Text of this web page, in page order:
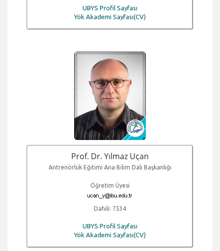
UBYS Profil Sayfası
Yök Akademi Sayfası(CV)
Prof. Dr. Yılmaz Uçan
Antrenörlük Eğitimi Ana Bilim Dalı Başkanlığı
Öğretim Üyesi
Dahili: 7534
UBYS Profil Sayfası
Yök Akademi Sayfası(CV)